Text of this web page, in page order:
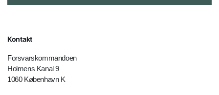
Kontakt
Forsvarskommandoen
Holmens Kanal 9
1060 København K